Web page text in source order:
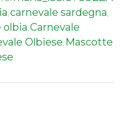
, carnevale sardegna,
olbia, Carnevale
Olbiese, Mascotte